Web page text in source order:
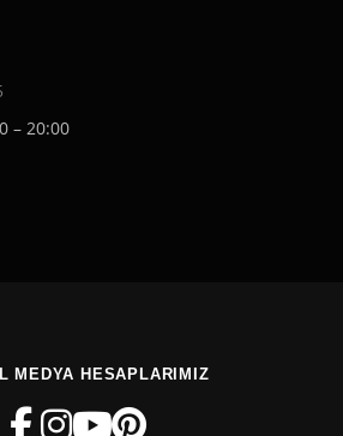
– 20:00
MEDYA HESAPLARIMIZ